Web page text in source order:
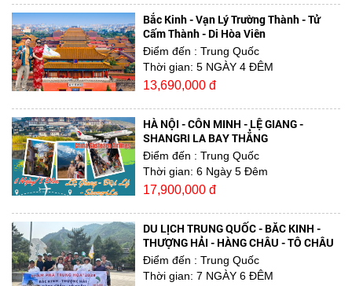
Bắc Kinh - Vạn Lý Trường Thành - Tử
Cấm Thành - Di Hòa Viên
Điểm đến : Trung Quốc
Thời gian: 5 NGÀY 4 ĐÊM
13,690,000 đ
HÀ NỘI - CÔN MINH - LỆ GIANG -
SHANGRI LA BAY THẲNG
Điểm đến : Trung Quốc
Thời gian: 6 Ngày 5 Đêm
17,900,000 đ
DU LỊCH TRUNG QUỐC - BẮC KINH -
THƯỢNG HẢI - HÀNG CHÂU - TÔ CHÂU
Điểm đến : Trung Quốc
Thời gian: 7 NGÀY 6 ĐÊM